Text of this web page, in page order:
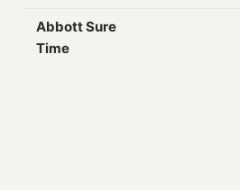
Abbott Sure
Time